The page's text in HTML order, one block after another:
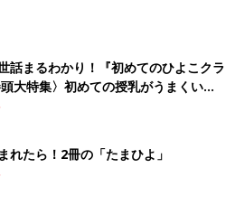
んが長男のぜんそくに向き合う日々
さんから小学校低学年にかけて、症
てからも、毎週のように風邪や胃腸
ひくと咳が長びくということは変わ
血をして、アレルギー検査をしてみ
話まるわかり！『初めてのひよこクラ
大特集〉初めての授乳がうまくい
ミルクの基本と夏のトラブル 解決テ
れたら！2冊の「たまひよ」